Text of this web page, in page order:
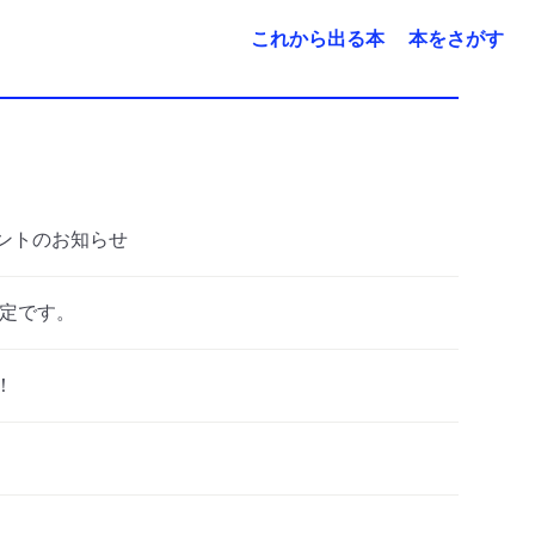
これから出る本 本をさがす
トのお知らせ
です。